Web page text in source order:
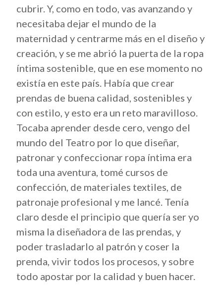
cubrir. Y, como en todo, vas avanzando y
necesitaba dejar el mundo de la
maternidad y centrarme más en el diseño y
creación, y se me abrió la puerta de la ropa
íntima sostenible, que en ese momento no
existía en este país. Había que crear
prendas de buena calidad, sostenibles y
con estilo, y esto era un reto maravilloso.
Tocaba aprender desde cero, vengo del
mundo del Teatro por lo que diseñar,
patronar y confeccionar ropa íntima era
toda una aventura, tomé cursos de
confección, de materiales textiles, de
patronaje profesional y me lancé. Tenía
claro desde el principio que quería ser yo
misma la diseñadora de las prendas, y
poder trasladarlo al patrón y coser la
prenda, vivir todos los procesos, y sobre
todo apostar por la calidad y buen hacer.